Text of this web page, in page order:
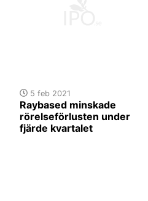
5 feb 2021
Raybased minskade
rörelseförlusten under
fjärde kvartalet